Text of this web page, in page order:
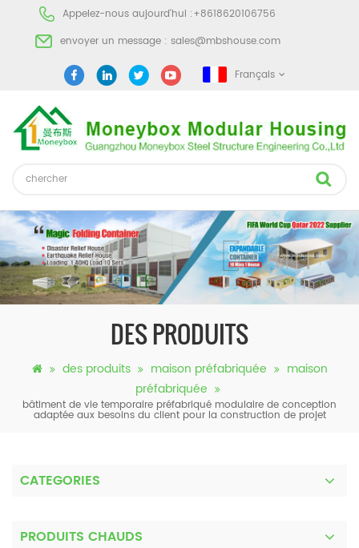
Appelez-nous aujourd'hui :+8618620106756
envoyer un message : sales@mbshouse.com
Français
DES PRODUITS
des produits maison préfabriquée
maison
préfabriquée
bâtiment de vie temporaire préfabriqué modulaire de conception
adaptée aux besoins du client pour la construction de projet
CATEGORIES
PRODUITS CHAUDS